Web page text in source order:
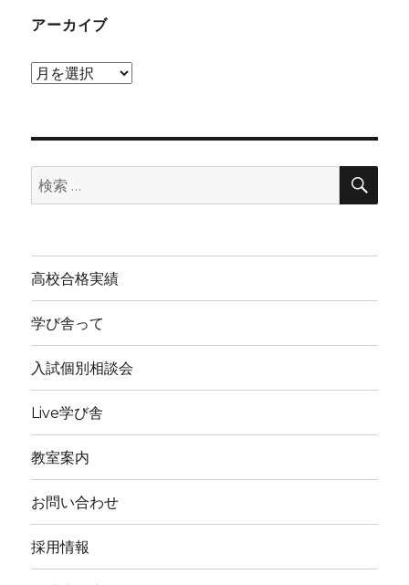
アーカイブ
ア
ブ
検
索:
検
高校合格実績
学び舎って
入試個別相談会
Live学び舎
教室案内
お問い合わせ
採用情報